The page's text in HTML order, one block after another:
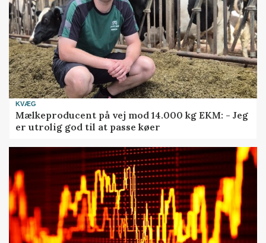
KVÆG
Mælkeproducent på vej mod 14.000 kg EKM: - Jeg
er utrolig god til at passe køer